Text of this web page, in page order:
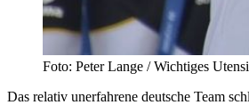
Foto: Peter Lange / Wichtiges
Das relativ unerfahrene deutsche Team